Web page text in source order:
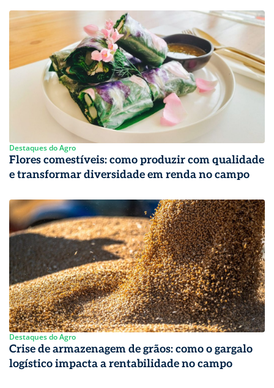
Destaques do Agro
Flores comestíveis: como produzir com qualidade
e transformar diversidade em renda no campo
Destaques do Agro
Crise de armazenagem de grãos: como o gargalo
logístico impacta a rentabilidade no campo